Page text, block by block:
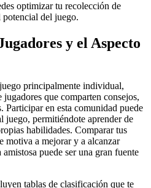
optimizar tu recolección de
potencial del juego.
y el Aspecto
principalmente individual,
que comparten consejos,
Participar en esta comunidad puede
juego, permitiéndote aprender de
habilidades. Comparar tus
motiva a mejorar y a alcanzar
puede ser una gran fuente
tablas de clasificación que te